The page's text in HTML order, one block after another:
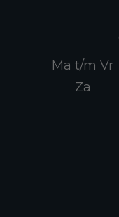
Ma t/m Vr
Za